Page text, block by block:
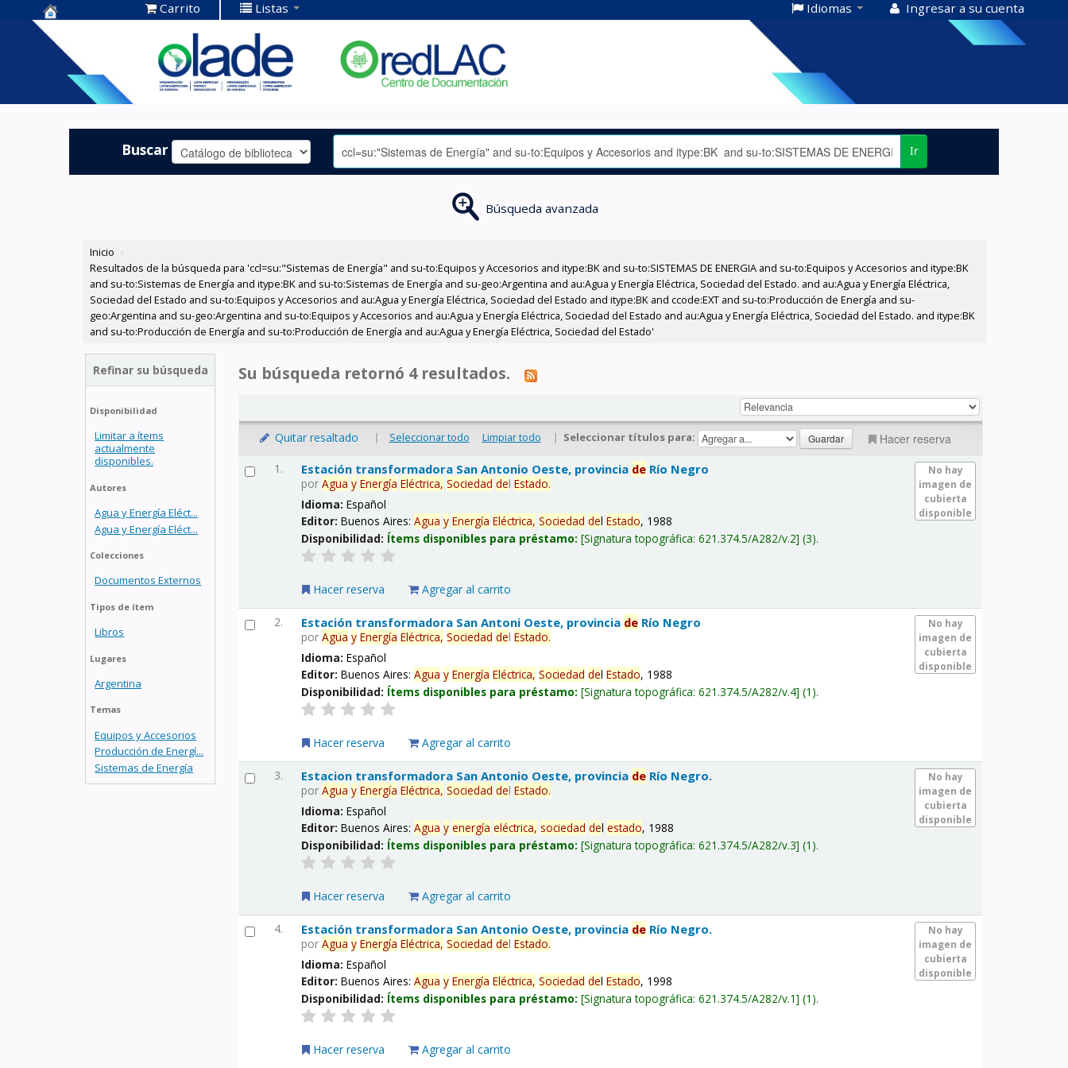
Centro de
Documentación
OLADE -
Carrito Listas Idiomas Ingresar a su cuenta
Buscar Ir
Búsqueda avanzada
Inicio ›
Resultados de la búsqueda para 'ccl=su:"Sistemas de Energía" and su-to:Equipos y Accesorios and itype:BK and su-to:SISTEMAS DE ENERGIA and su-to:Equipos y Accesorios and itype:BK
and su-to:Sistemas de Energía and itype:BK and su-to:Sistemas de Energía and su-geo:Argentina and au:Agua y Energía Eléctrica, Sociedad del Estado. and au:Agua y Energía Eléctrica,
Sociedad del Estado and su-to:Equipos y Accesorios and au:Agua y Energía Eléctrica, Sociedad del Estado and itype:BK and ccode:EXT and su-to:Producción de Energía and su-
geo:Argentina and su-geo:Argentina and su-to:Equipos y Accesorios and au:Agua y Energía Eléctrica, Sociedad del Estado and au:Agua y Energía Eléctrica, Sociedad del Estado. and itype:BK
and su-to:Producción de Energía and su-to:Producción de Energía and au:Agua y Energía Eléctrica, Sociedad del Estado'
Refinar su búsqueda
Disponibilidad
Limitar a ítems
actualmente
disponibles.
Autores
Agua y Energía Eléct...
Agua y Energía Eléct...
Colecciones
Documentos Externos
Tipos de ítem
Libros
Lugares
Argentina
Temas
Equipos y Accesorios
Producción de Energí...
Sistemas de Energía
Su búsqueda retornó 4 resultados.
Quitar resaltado | Seleccionar todo Limpiar todo | Seleccionar títulos para: Hacer reserva
1.
No hay
imagen de
cubierta
disponible
Estación transformadora San Antonio Oeste, provincia de Río Negro
porAgua y Energía Eléctrica, Sociedad delEstado.
Idioma:Español
Editor:Buenos Aires:Agua y Energía Eléctrica, Sociedad delEstado, 1988
Disponibilidad: Ítems disponibles para préstamo: Signatura topográfica:621.374.5/A282/v.2 (3).
Hacer reserva Agregar al carrito
2.
No hay
imagen de
cubierta
disponible
Estación transformadora San Antoni Oeste, provincia de Río Negro
porAgua y Energía Eléctrica, Sociedad delEstado.
Idioma:Español
Editor:Buenos Aires:Agua y Energía Eléctrica, Sociedad delEstado, 1988
Disponibilidad: Ítems disponibles para préstamo: Signatura topográfica:621.374.5/A282/v.4 (1).
Hacer reserva Agregar al carrito
3.
No hay
imagen de
cubierta
disponible
Estacion transformadora San Antonio Oeste, provincia de Río Negro.
porAgua y Energía Eléctrica, Sociedad delEstado.
Idioma:Español
Editor:Buenos Aires:Agua y energía eléctrica, sociedad delestado, 1988
Disponibilidad: Ítems disponibles para préstamo: Signatura topográfica:621.374.5/A282/v.3 (1).
Hacer reserva Agregar al carrito
4.
No hay
imagen de
cubierta
disponible
Estación transformadora San Antonio Oeste, provincia de Río Negro.
porAgua y Energía Eléctrica, Sociedad delEstado.
Idioma:Español
Editor:Buenos Aires:Agua y Energía Eléctrica, Sociedad delEstado, 1998
Disponibilidad: Ítems disponibles para préstamo: Signatura topográfica:621.374.5/A282/v.1 (1).
Hacer reserva Agregar al carrito